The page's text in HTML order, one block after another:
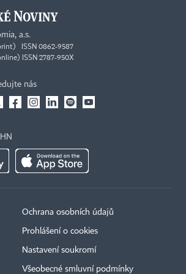
a.s.
ISSN 0862-9587
ISSN 2787-950X
nás
Ochrana osobních údajů
Prohlášení o cookies
Nastavení soukromí
Všeobecné smluvní podmínky